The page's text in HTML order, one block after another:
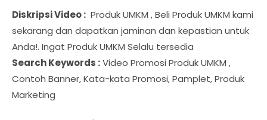
Diskripsi Video : Produk UMKM , Beli Produk UMKM kami
sekarang dan dapatkan jaminan dan kepastian untuk
Anda!. Ingat Produk UMKM Selalu tersedia
Search Keywords :Video Promosi Produk UMKM ,
Contoh Banner, Kata-kata Promosi, Pamplet, Produk
Marketing